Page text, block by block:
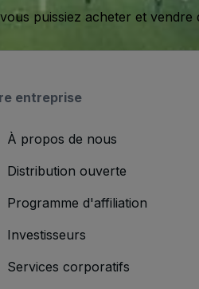
puissiez acheter et
entreprise
À propos de nous
Distribution ouverte
Programme d'affiliation
Investisseurs
Services corporatifs